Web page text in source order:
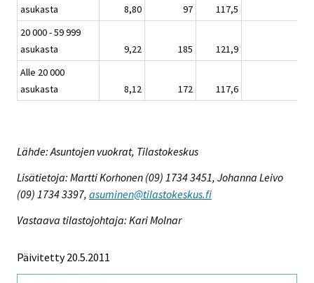
asukasta
8,80 97 117,5
20 000 - 59 999
asukasta
9,22 185 121,9
Alle 20 000
asukasta
8,12 172 117,6
Lähde: Asuntojen vuokrat, Tilastokeskus
Lisätietoja: Martti Korhonen (09) 1734 3451, Johanna Leivo
(09) 1734 3397, asuminen@tilastokeskus.fi
Vastaava tilastojohtaja: Kari Molnar
Päivitetty 20.5.2011